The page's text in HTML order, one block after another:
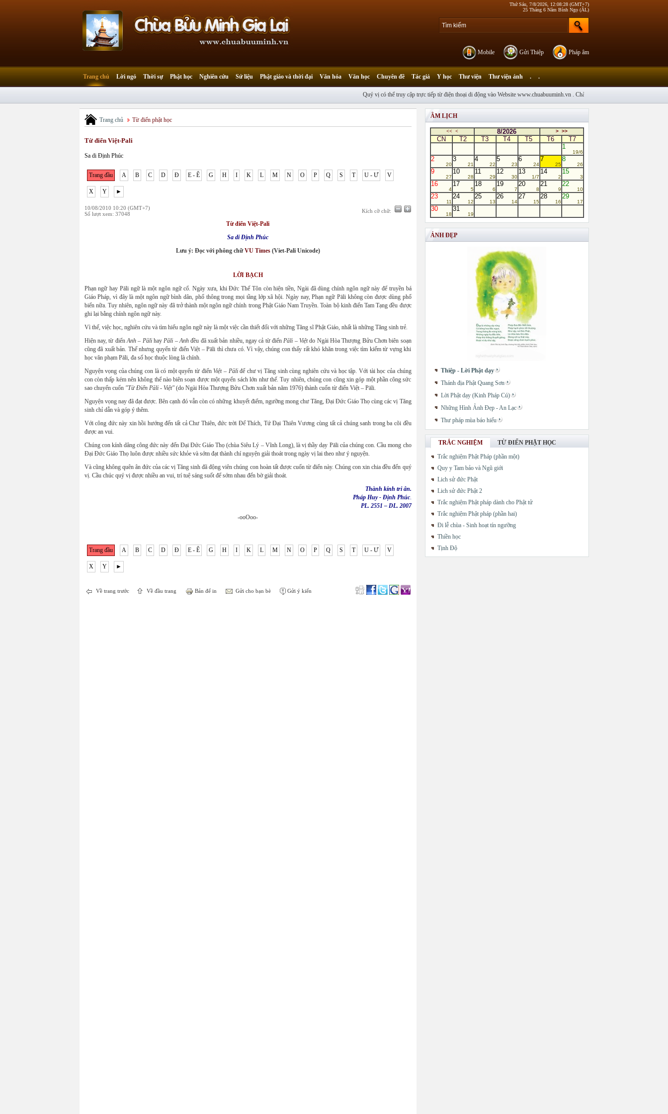
Thứ Sáu, 7/8/2026, 12:08:28 (GMT+7)
25 Tháng 6 Năm Bính Ngọ (ÂL)
Pháp âm
Gửi Thiệp
Mobile
Trang chủ
Quý vị có thể truy cập trực tiếp từ điện thoại di động vào Website www.chuabuuminh.vn . Chào mừng Chư Tôn Đức Tăng Ny, quý
Lời ngỏ Thời sự Phật học Nghiên cứu Sử liệu Phật giáo và thời đại Văn hóa Văn học Chuyên đề Tác giả Y học Thư viện Thư viện ảnh . .
Trang chủ Từ điển phật học
Từ điển Việt-Pali
Sa di Định Phúc
Trang đầu A B C D Đ E - Ê G H I K L M N O P Q S T U - Ư V
X Y ►
10/08/2010 10:20 (GMT+7)
Số lượt xem: 37048
Kích cỡ chữ:
Từ điển Việt-Pali
Sa di Định Phúc
Lưu ý: Ðọc với phông chữVU Times(Viet-Pali Unicode)
LỜI BẠCH
Phạn ngữ hay Pāli ngữ là một ngôn ngữ cổ. Ngày xưa, khi Đức Thế Tôn còn hiện tiền, Ngài đã dùng chính ngôn ngữ này để truyền bá
Giáo Pháp, vì đây là một ngôn ngữ bình dân, phổ thông trong mọi tầng lớp xã hội. Ngày nay, Phạn ngữ Pāli không còn được dùng phổ
biến nữa. Tuy nhiên, ngôn ngữ này đã trở thành một ngôn ngữ chính trong Phật Giáo Nam Truyền. Toàn bộ kinh điển Tam Tạng đều được
ghi lại bằng chính ngôn ngữ này.
Vì thế, việc học, nghiên cứu và tìm hiểu ngôn ngữ này là một việc cần thiết đối với những Tăng sĩ Phật Giáo, nhất là những Tăng sinh trẻ.
Hiện nay, từ điểnAnh – PālihayPāli – Anhđều đã xuất bản nhiều, ngay cả từ điểnPāli – Việtdo Ngài Hòa Thượng Bửu Chơn biên soạn
cũng đã xuất bản. Thế nhưng quyển từ điển Việt – Pāli thì chưa có. Vì vậy, chúng con thấy rất khó khăn trong việc tìm kiếm từ vựng khi
học văn phạm Pāli, đa số học thuộc lòng là chính.
Nguyện vọng của chúng con là có một quyển từ điểnViệt – Pāliđể chư vị Tăng sinh cùng nghiên cứu và học tập. Với tài học của chúng
con còn thấp kém nên không thể nào biên soạn được một quyển sách lớn như thế. Tuy nhiên, chúng con cũng xin góp một phần công sức
sao chuyển cuốn "Từ Điển Pāli - Việt"(do Ngài Hòa Thượng Bửu Chơn xuất bản năm 1976) thành cuốn từ điển Việt – Pāli.
Nguyện vọng nay đã đạt được. Bên cạnh đó vẫn còn có những khuyết điểm, ngưỡng mong chư Tăng, Đại Đức Giáo Thọ cùng các vị Tăng
sinh chỉ dẫn và góp ý thêm.
Với công đức này xin hồi hướng đến tất cả Chư Thiên, đức trời Đế Thích, Tứ Đại Thiên Vương cùng tất cả chúng sanh trong ba cõi đều
được an vui.
Chúng con kính dâng công đức này đến Đại Đức Giáo Thọ (chùa Siêu Lý – Vĩnh Long), là vị thầy dạy Pāli của chúng con. Cầu mong cho
Đại Đức Giáo Thọ luôn được nhiều sức khỏe và sớm đạt thành chí nguyện giải thoát trong ngày vị lai theo như ý nguyện.
Và cũng không quên ân đức của các vị Tăng sinh đã động viên chúng con hoàn tất được cuốn từ điển này. Chúng con xin chia đều đến quý
vị. Cầu chúc quý vị được nhiều an vui, trí tuệ sáng suốt để sớm nhau đến bờ giải thoát.
Thành kính tri ân.
Pháp Huy - Định Phúc.
PL. 2551 – DL. 2007
-ooOoo-
Trang đầu A B C D Đ E - Ê G H I K L M N O P Q S T U - Ư V
X Y ►
Về trang trước Về đầu trang Bản để in Gửi cho bạn bè Gửi ý kiến
ÂM LỊCH
<< < 8/2026 > >>
CN T2 T3 T4 T5 T6
T7
1
19/6
2
20
3
21
4
22
5
23
6
24
7
25
8
26
9
27
10
28
11
29
12
30
13
1/7
14
2
15
3
16
4
17
5
18
6
19
7
20
8
21
9
22
10
23
11
24
12
25
13
26
14
27
15
28
16
29
17
30
18
31
19
ẢNH ĐẸP
Thiệp - Lời Phật dạy
Thánh địa Phật Quang Sơn
Lời Phật dạy (Kinh Pháp Cú)
Những Hình Ảnh Đẹp - An Lạc
Thư pháp mùa báo hiếu
TRẮC NGHIỆM
TỪ ĐIỂN PHẬT HỌC
Trắc nghiệm Phật Pháp (phần một)
Quy y Tam bảo và Ngũ giới
Lich sử đức Phật
Lich sử đức Phật 2
Trắc nghiệm Phật pháp dành cho Phật tử
Trắc nghiệm Phật pháp (phần hai)
Đi lễ chùa - Sinh hoạt tín ngưỡng
Thiền học
Tịnh Độ